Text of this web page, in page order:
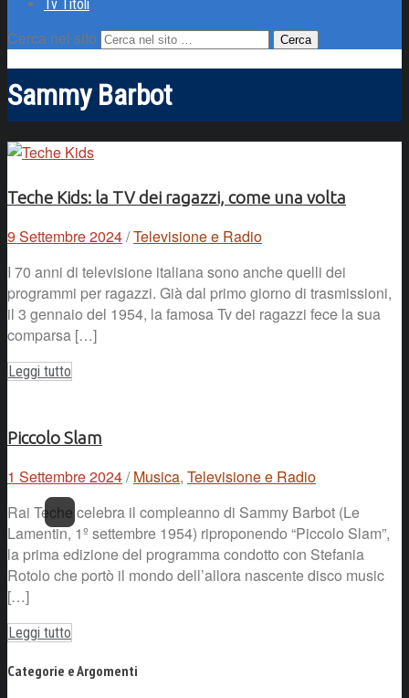
Tv Titoli
Cerca nel sito
Sammy Barbot
Teche Kids: la TV dei ragazzi, come una volta
9 Settembre 2024/Televisione e Radio
I 70 anni di televisione italiana sono anche quelli dei
programmi per ragazzi. Già dal primo giorno di trasmissioni,
il 3 gennaio del 1954, la famosa Tv dei ragazzi fece la sua
comparsa […]
Leggi tutto
Piccolo Slam
1 Settembre 2024/ Musica, Televisione e Radio
Rai Teche celebra il compleanno di Sammy Barbot (Le
Lamentin, 1º settembre 1954) riproponendo “Piccolo Slam”,
la prima edizione del programma condotto con Stefania
Rotolo che portò il mondo dell’allora nascente disco music
[…]
Leggi tutto
Categorie e Argomenti